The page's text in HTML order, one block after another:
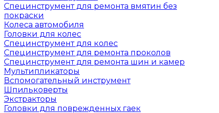
Специнструмент для ремонта вмятин без
покраски
Колеса автомобиля
Головки для колес
Специнструмент для колес
Специнструмент для ремонта проколов
Специнструмент для ремонта шин и камер
Мультипликаторы
Вспомогательный инструмент
Шпильковерты
Экстракторы
Головки для поврежденных гаек